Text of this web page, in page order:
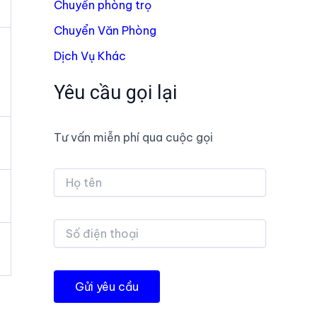
Chuyển phòng trọ
Chuyển Văn Phòng
Dịch Vụ Khác
Yêu cầu gọi lại
Tư vấn miễn phí qua cuộc gọi